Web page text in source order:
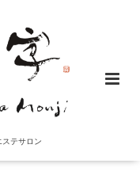
ステサロン